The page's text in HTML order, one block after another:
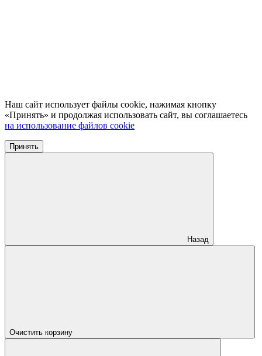
Наш сайт использует файлы cookie, нажимая кнопку
«Принять» и продолжая использовать сайт, вы соглашаетесь
на использование файлов cookie
Принять
Назад
Очистить корзину